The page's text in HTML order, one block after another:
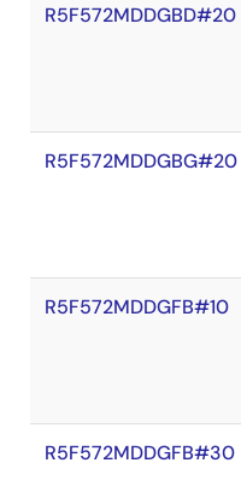
R5F572MDDGBD#20
R5F572MDDGBG#20
R5F572MDDGFB#10
R5F572MDDGFB#30